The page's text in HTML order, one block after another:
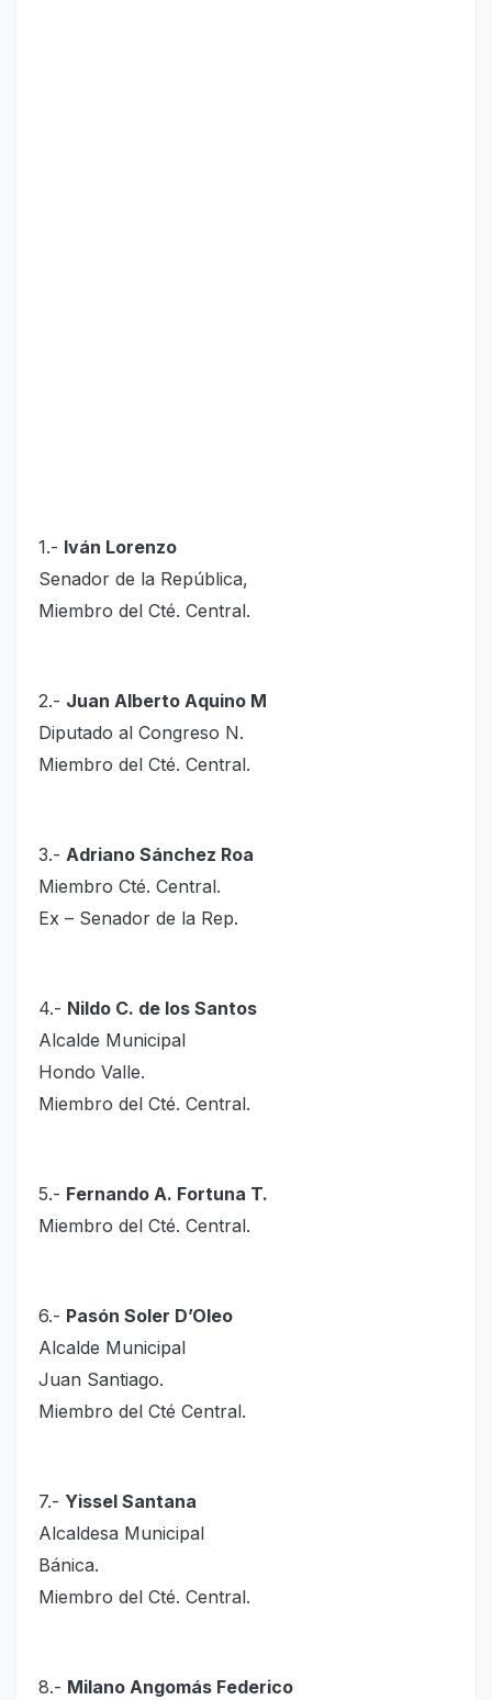
1.- Iván Lorenzo
Senador de la República,
Miembro del Cté. Central.
2.- Juan Alberto Aquino M
Diputado al Congreso N.
Miembro del Cté. Central.
3.- Adriano Sánchez Roa
Miembro Cté. Central.
Ex – Senador de la Rep.
4.- Nildo C. de los Santos
Alcalde Municipal
Hondo Valle.
Miembro del Cté. Central.
5.- Fernando A. Fortuna T.
Miembro del Cté. Central.
6.- Pasón Soler D’Oleo
Alcalde Municipal
Juan Santiago.
Miembro del Cté Central.
7.- Yissel Santana
Alcaldesa Municipal
Bánica.
Miembro del Cté. Central.
8.- Milano Angomás Federico